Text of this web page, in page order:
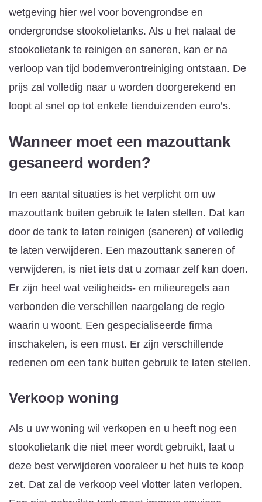
wetgeving hier wel voor bovengrondse en
ondergrondse stookolietanks. Als u het nalaat de
stookolietank te reinigen en saneren, kan er na
verloop van tijd bodemverontreiniging ontstaan. De
prijs zal volledig naar u worden doorgerekend en
loopt al snel op tot enkele tienduizenden euro’s.
Wanneer moet een mazouttank
gesaneerd worden?
In een aantal situaties is het verplicht om uw
mazouttank buiten gebruik te laten stellen. Dat kan
door de tank te laten reinigen (saneren) of volledig
te laten verwijderen. Een mazouttank saneren of
verwijderen, is niet iets dat u zomaar zelf kan doen.
Er zijn heel wat veiligheids- en milieuregels aan
verbonden die verschillen naargelang de regio
waarin u woont. Een gespecialiseerde firma
inschakelen, is een must. Er zijn verschillende
redenen om een tank buiten gebruik te laten stellen.
Verkoop woning
Als u uw woning wil verkopen en u heeft nog een
stookolietank die niet meer wordt gebruikt, laat u
deze best verwijderen vooraleer u het huis te koop
zet. Dat zal de verkoop veel vlotter laten verlopen.